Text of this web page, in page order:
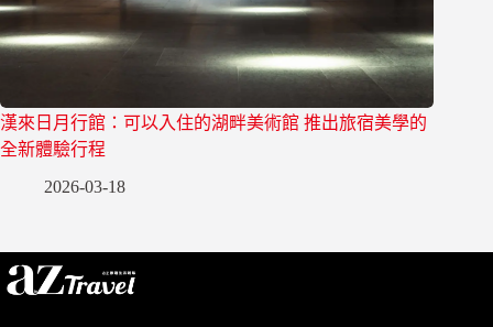
漢來日月行館：可以入住的湖畔美術館 推出旅宿美學的
全新體驗行程
2026-03-18